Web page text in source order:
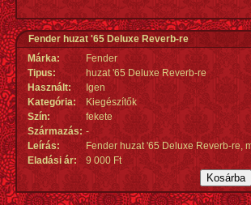
Fender huzat '65 Deluxe Reverb-re
Márka:
Fender
Tipus:
huzat '65 Deluxe Reverb-re
Használt:
Igen
Kategória:
Kiegészítők
Szín:
fekete
Származás: -
Leírás:
Fender huzat '65 Deluxe Reverb-re,
Eladási ár:
9 000 Ft